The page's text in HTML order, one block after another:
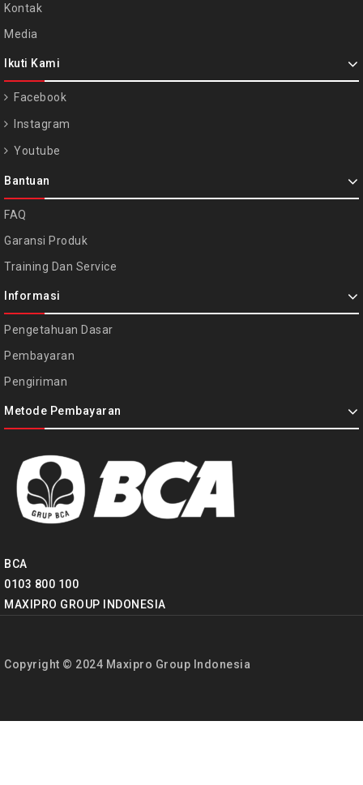
Kontak
Media
Ikuti Kami
Facebook
Instagram
Youtube
Bantuan
FAQ
Garansi Produk
Training Dan Service
Informasi
Pengetahuan Dasar
Pembayaran
Pengiriman
Metode Pembayaran
BCA
0103 800 100
MAXIPRO GROUP INDONESIA
Copyright © 2024 Maxipro Group Indonesia